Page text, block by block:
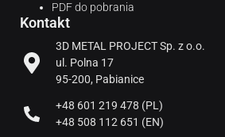
PDF do pobrania
Kontakt
3D METAL PROJECT Sp. z o.o.
ul. Polna 17
95-200, Pabianice
+48 601 219 478 (PL)
+48 508 112 651 (EN)